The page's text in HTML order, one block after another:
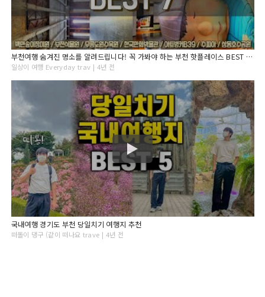
부천여행 숨겨진 명소를 알려드립니다! 꼭 가봐야 하는 부천 핫플레이스 BEST 7 백만송이장미원 무릉도원수목원 아트벙커B39 부천식물원 한국만화박물관 수피아 상동호수공원
일상이 여행 Everyday trav | 4년 전
국내여행 경기도 부천 당일치기 여행지 추천
떠돌이 댕구 (같이 떠나요 trave | 4년 전